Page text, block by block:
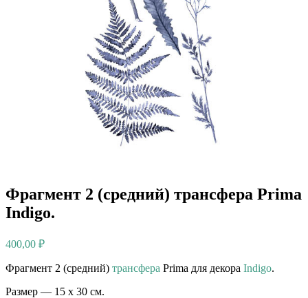
Фрагмент 2 (средний) трансфера Prima
Indigo.
400,00 ₽
Фрагмент 2 (средний) трансфера Prima для декора Indigo.
Размер — 15 х 30 см.